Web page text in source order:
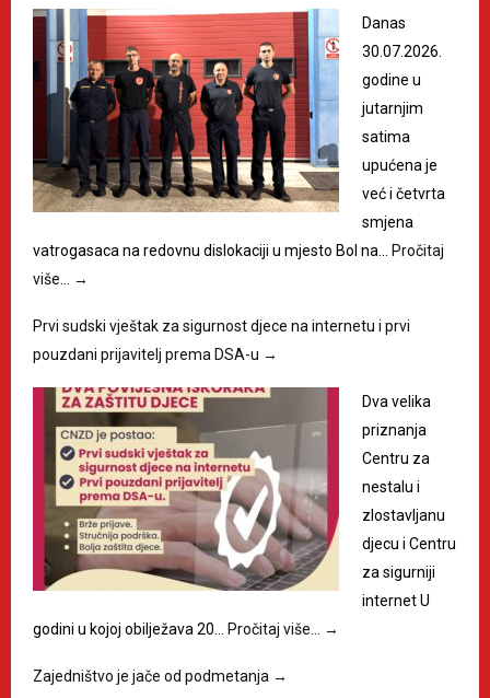
Danas
30.07.2026.
godine u
jutarnjim
satima
upućena je
već i četvrta
smjena
vatrogasaca na redovnu dislokaciji u mjesto Bol na…
Pročitaj
više…
→
Prvi sudski vještak za sigurnost djece na internetu i prvi
pouzdani prijavitelj prema DSA-u →
Dva velika
priznanja
Centru za
nestalu i
zlostavljanu
djecu i Centru
za sigurniji
internet U
godini u kojoj obilježava 20…
Pročitaj više… →
Zajedništvo je jače od podmetanja →